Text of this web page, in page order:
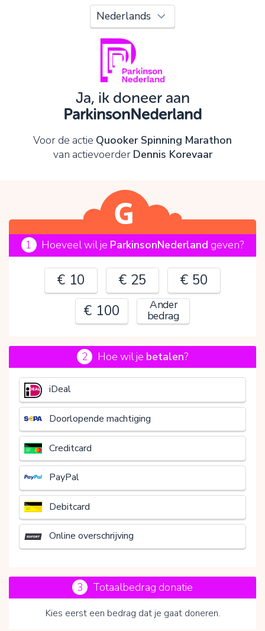
Ja, ik doneer aan
ParkinsonNederland
Voor de actie Quooker Spinning Marathon
van actievoerder Dennis Korevaar
1 Hoeveel wil je ParkinsonNederland geven?
€ 10 € 25
€ 50
€ 100
Ander
bedrag
€
2 Hoe wil je betalen?
iDeal
Doorlopende machtiging
Creditcard
PayPal
Debitcard
Online overschrijving
3 Totaalbedrag donatie
Kies eerst een bedrag dat je gaat doneren.
Oeps!
Je kunt nog niet verder vanwege:
Controleer en verbeter je invoer en probeer het
OK